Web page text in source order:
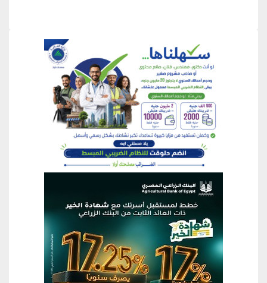
منطقة إعلانية
منطقة إعلانية